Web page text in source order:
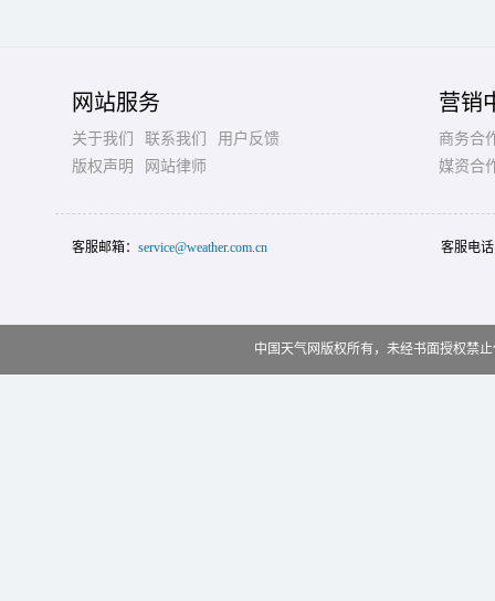
网站服务
关于我们 联系我们
用户反馈
版权声明
网站律师
营销
商务合
媒资合
客服邮箱： service@weather.com.cn 客服电
中国天气网版权所有，未经书面授权